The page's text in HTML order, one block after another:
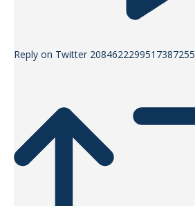
Reply on Twitter 2084622299517387255